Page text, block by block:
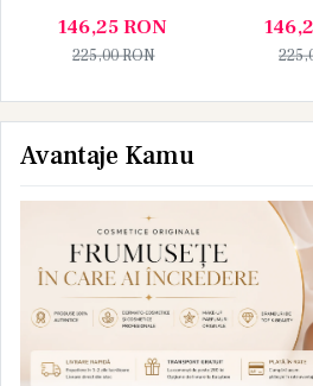
CELLUCOMPLEX
146,25RON
225,00RON
Avantaje Kamu